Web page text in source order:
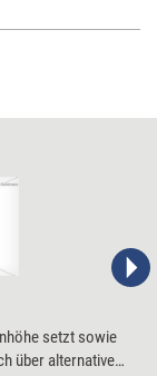
setzt sowie
über alternative